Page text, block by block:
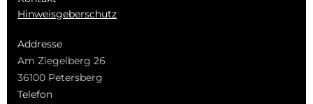
Hinweisgeberschutz
Addresse
Am Ziegelberg 26
36100 Petersberg
Telefon